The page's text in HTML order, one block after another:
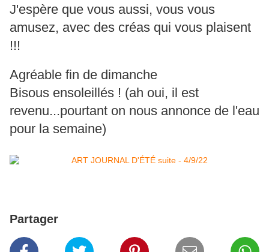
J'espère que vous aussi, vous vous
amusez, avec des créas qui vous plaisent
!!!
Agréable fin de dimanche
Bisous ensoleillés ! (ah oui, il est
revenu...pourtant on nous annonce de l'eau
pour la semaine)
Partager